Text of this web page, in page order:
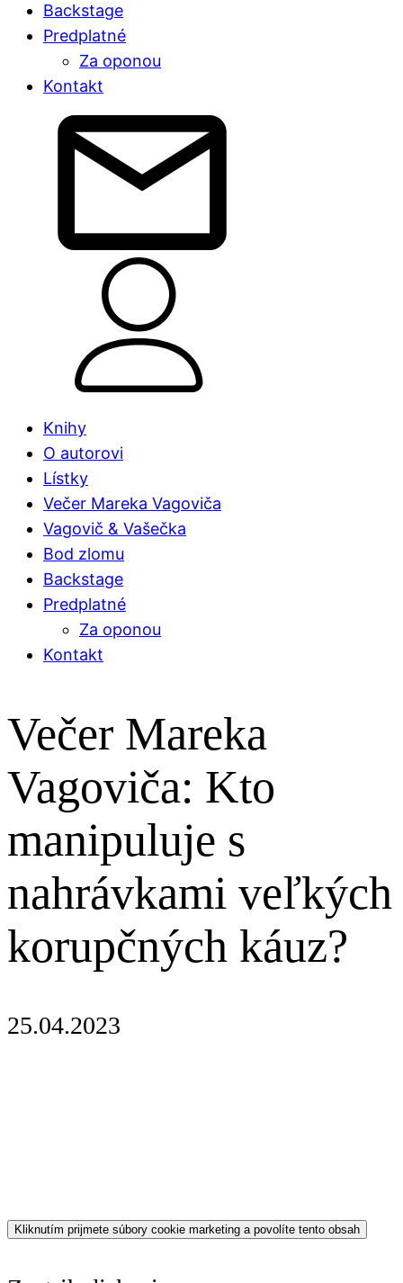
Backstage
Predplatné
Za oponou
Kontakt
Knihy
O autorovi
Lístky
Večer Mareka Vagoviča
Vagovič & Vašečka
Bod zlomu
Backstage
Predplatné
Za oponou
Kontakt
Večer Mareka
Vagoviča: Kto
manipuluje s
nahrávkami veľkých
korupčných káuz?
25.04.2023
Kliknutím prijmete súbory cookie marketing a povolíte tento obsah